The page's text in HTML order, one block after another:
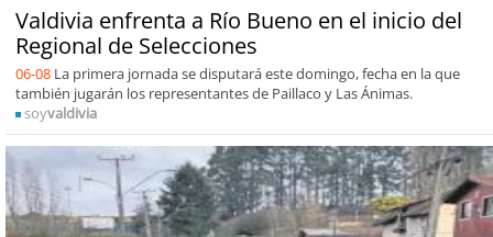
Valdivia enfrenta a Río Bueno en el inicio del
Regional de Selecciones
06-08 La primera jornada se disputará este domingo, fecha en la que
también jugarán los representantes de Paillaco y Las Ánimas.
soyvaldivia